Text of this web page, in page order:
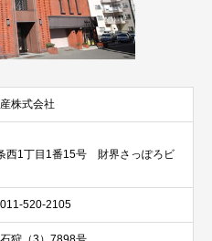
株式会社
西1丁目1番15号 財界さっぽろビ
520-2105